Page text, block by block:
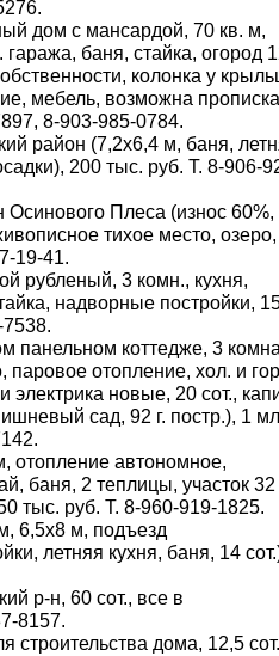
дом с мансардой, 70 кв. м,
баня, стайка, огород
колонка у
мебель, возможна
8-903-985-0784.
район (7,2х6,4 м, баня,
200 тыс. руб. Т. 8-906-
Осинового Плеса (износ 60%,
тихое место,
19-41.
рубленый, 3 комн., кухня,
надворные постройки,
7538.
панельном коттедже, 3
паровое отопление, хол. и
электрика новые, 20 сот.,
сад, 92 г. постр.), 1
отопление автономное,
баня, 2 теплицы, участок 32
тыс. руб. Т. 8-960-919-1825.
6,5х8 м, подъезд
летняя кухня, баня, 14
р-н, 60 сот., все в
8157.
строительства дома, 12,5